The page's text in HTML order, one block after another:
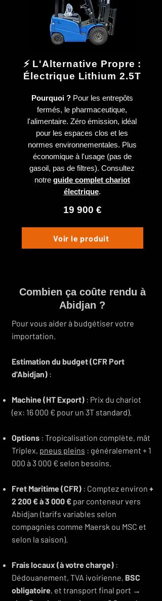
⚡ L'Alternative Propre :
Électrique Lithium 2.5T
Pourquoi ?Pour les entrepôts
fermés, le pharmaceutique,
l'alimentaire. Zéro émission, idéal
pour les espaces clos et les
normes environnementales. Plus
économique à l'usage (pas de
gasoil, pas de filtres). Consultez
notre guide complet chariot
électrique.
19 900 €
Voir le produit
Combien ça coûte rendu à
Abidjan ?
Pour vous aider à budgétiser votre
importation.
Estimation du budget (CFR Port
d'Abidjan):
Machine (HT Export): Prix du chariot
(ex: 16 000 € pour un 3T standard).
Options: Tropicalisation complète, mât
Triplex, pneus pleins : généralement + 1
000 à 3 000 € selon besoins.
Fret Maritime (CFR): Comptez environ +
2 200 € à 3 000 €par conteneur vers
Abidjan (tarifs variables selon
compagnies comme Maersk ou MSC et
selon la saison).
Frais locaux (à votre charge):
Dédouanement, TVA ivoirienne, BSC
obligatoire, et transport final port →